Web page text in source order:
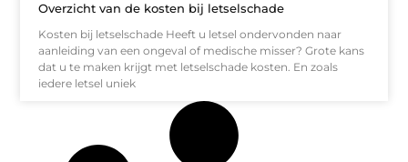
Overzicht van de kosten bij letselschade
Kosten bij letselschade Heeft u letsel ondervonden naar
aanleiding van een ongeval of medische misser? Grote kans
dat u te maken krijgt met letselschade kosten. En zoals
iedere letsel uniek